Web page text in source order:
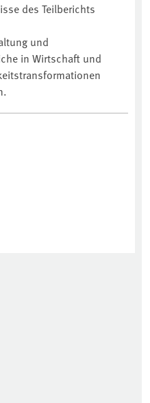
des Teilberichts
und
in Wirtschaft und